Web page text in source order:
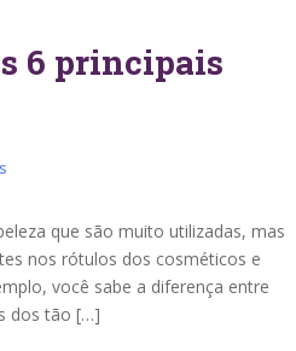
6 principais
que são muito utilizadas, mas
nos rótulos dos cosméticos e
você sabe a diferença entre
dos tão […]